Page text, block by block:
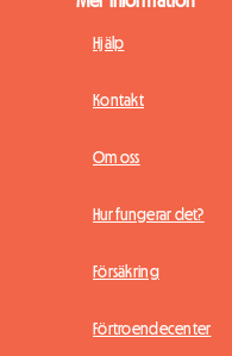
Hjälp
Kontakt
Om oss
Hur fungerar det?
Försäkring
Förtroendecenter